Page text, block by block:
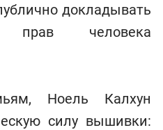
докладывать
человека
Ноель Калхун
силу вышивки: